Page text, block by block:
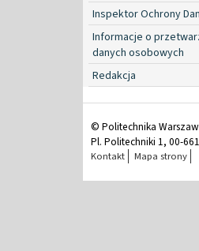
Inspektor Ochrony
Informacje o
danych osobowych
Redakcja
© Politechnika
Pl. Politechniki 1, 00-
Kontakt Mapa strony